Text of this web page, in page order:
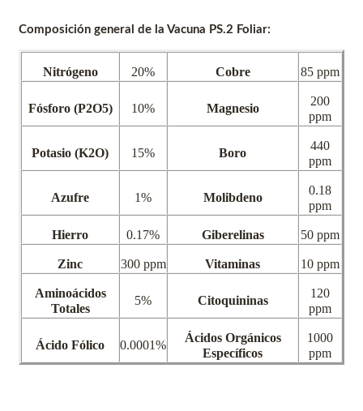
Composición general de la Vacuna PS.2 Foliar:
Nitrógeno 20% Cobre 85 ppm
Fósforo (P2O5) 10% Magnesio
200
ppm
Potasio (K2O) 15% Boro
440
ppm
Azufre 1% Molibdeno
0.18
ppm
Hierro 0.17% Giberelinas 50 ppm
Zinc 300 ppm Vitaminas 10 ppm
Aminoácidos
Totales
5% Citoquininas
120
ppm
Ácido Fólico 0.0001%
Ácidos Orgánicos
Específicos
1000
ppm